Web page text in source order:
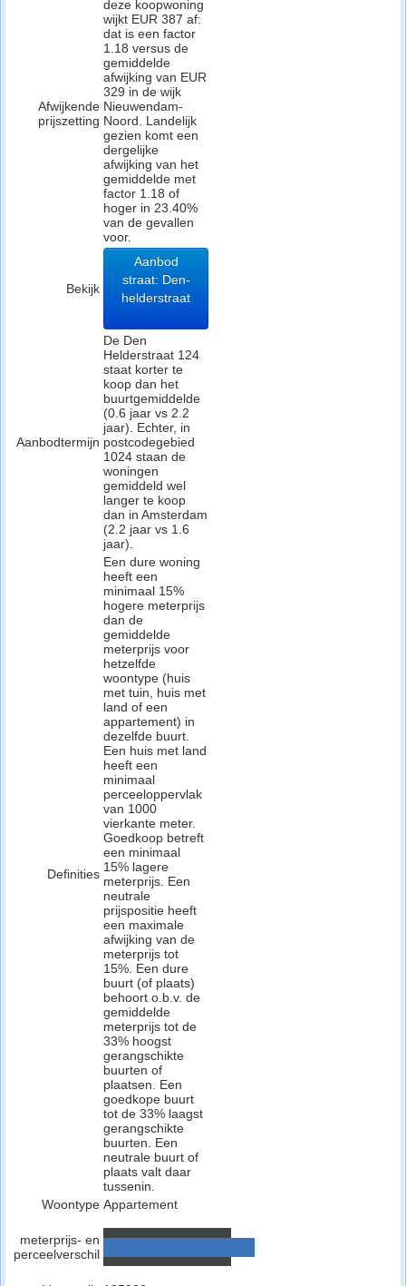
Afwijkende
prijszetting
deze koopwoning
wijkt EUR 387 af:
dat is een factor
1.18 versus de
gemiddelde
afwijking van EUR
329 in de wijk
Nieuwendam-
Noord. Landelijk
gezien komt een
dergelijke
afwijking van het
gemiddelde met
factor 1.18 of
hoger in 23.40%
van de gevallen
voor.
Bekijk
Aanbod
straat: Den-
helderstraat
Aanbodtermijn
De Den
Helderstraat 124
staat korter te
koop dan het
buurtgemiddelde
(0.6 jaar vs 2.2
jaar). Echter, in
postcodegebied
1024 staan de
woningen
gemiddeld wel
langer te koop
dan in Amsterdam
(2.2 jaar vs 1.6
jaar).
Definities
Een dure woning
heeft een
minimaal 15%
hogere meterprijs
dan de
gemiddelde
meterprijs voor
hetzelfde
woontype (huis
met tuin, huis met
land of een
appartement) in
dezelfde buurt.
Een huis met land
heeft een
minimaal
perceeloppervlak
van 1000
vierkante meter.
Goedkoop betreft
een minimaal
15% lagere
meterprijs. Een
neutrale
prijspositie heeft
een maximale
afwijking van de
meterprijs tot
15%. Een dure
buurt (of plaats)
behoort o.b.v. de
gemiddelde
meterprijs tot de
33% hoogst
gerangschikte
buurten of
plaatsen. Een
goedkope buurt
tot de 33% laagst
gerangschikte
buurten. Een
neutrale buurt of
plaats valt daar
tussenin.
Woontype Appartement
meterprijs- en
perceelverschil